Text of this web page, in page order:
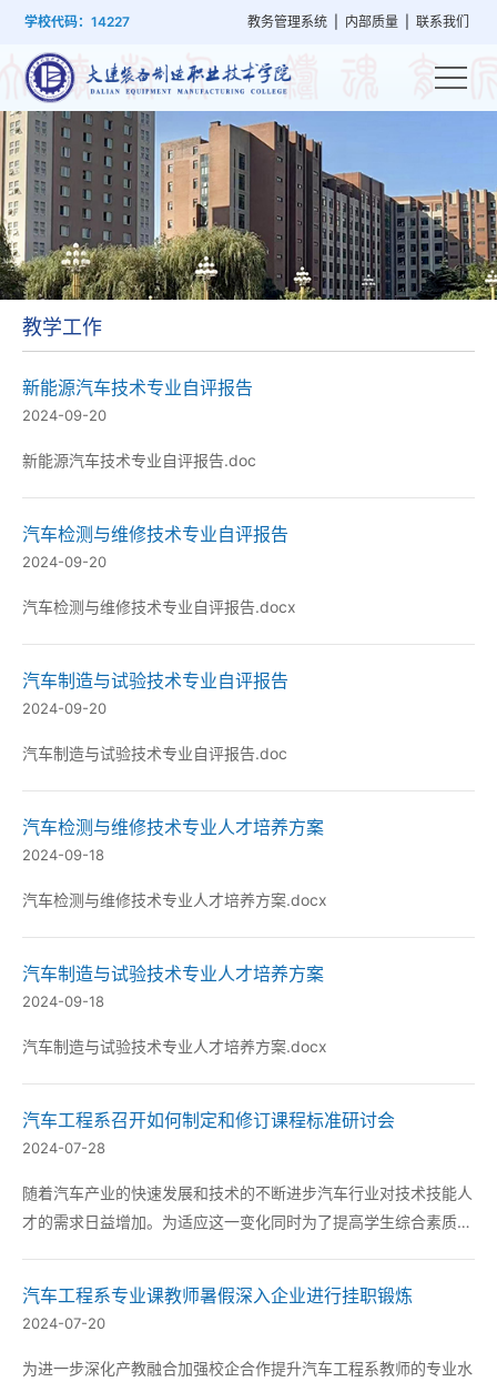
学校代码：14227 教务管理系统 内部质量 联系我们
概
况
建
设
管
理
设
置
工
作
就
业
培
训
教学工作
新能源汽车技术专业自评报告
2024-09-20
新能源汽车技术专业自评报告.doc
汽车检测与维修技术专业自评报告
2024-09-20
汽车检测与维修技术专业自评报告.docx
汽车制造与试验技术专业自评报告
2024-09-20
汽车制造与试验技术专业自评报告.doc
汽车检测与维修技术专业人才培养方案
2024-09-18
汽车检测与维修技术专业人才培养方案.docx
汽车制造与试验技术专业人才培养方案
2024-09-18
汽车制造与试验技术专业人才培养方案.docx
汽车工程系召开如何制定和修订课程标准研讨会
2024-07-28
随着汽车产业的快速发展和技术的不断进步汽车行业对技术技能人
才的需求日益增加。为适应这一变化同时为了提高学生综合素质注
师于7月28日召开以如何制定和修订课程标准为主题...
汽车工程系专业课教师暑假深入企业进行挂职锻炼
2024-07-20
为进一步深化产教融合加强校企合作提升汽车工程系教师的专业水